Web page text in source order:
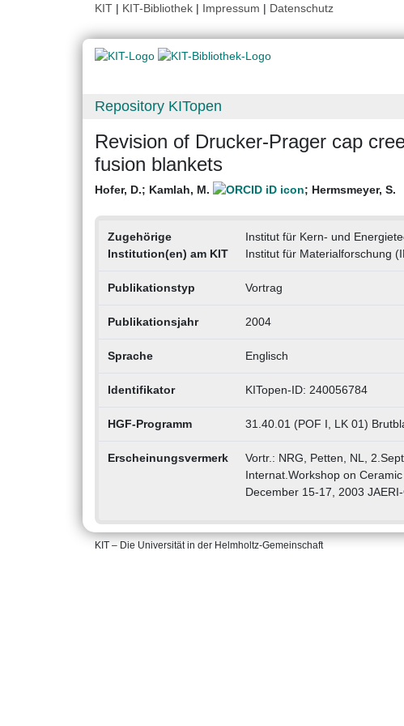
KIT | KIT-Bibliothek | Impressum | Datenschutz
Repository KITopen
Revision of Drucker-Prager cap
fusion blankets
Hofer, D.; Kamlah, M. ; Hermsmeyer, S.
Zugehörige
Institution(en) am KIT
Institut für Kern- und
Institut für Materialforschung
Publikationstyp Vortrag
Publikationsjahr 2004
Sprache Englisch
Identifikator KITopen-ID: 240056784
HGF-Programm 31.40.01 (POF I, LK 01)
Erscheinungsvermerk
Vortr.: NRG, Petten, NL,
Internat.Workshop on
December 15-17, 2003
KIT – Die Universität in der Helmholtz-Gemeinschaft